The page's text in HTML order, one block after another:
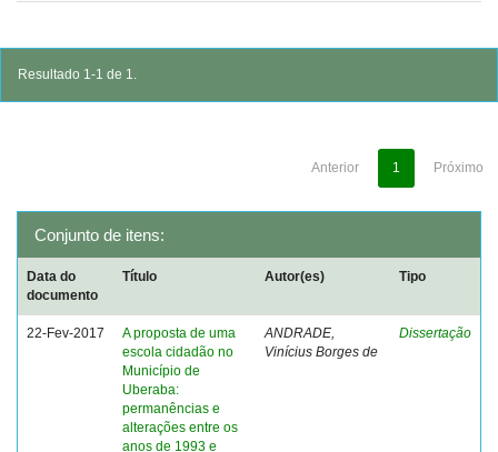
Resultado 1-1 de 1.
Anterior 1 Próximo
Conjunto de itens:
Data do
documento
Título Autor(es) Tipo
22-Fev-2017
A proposta de uma
escola cidadão no
Município de
Uberaba:
permanências e
alterações entre os
anos de 1993 e
ANDRADE,
Vinícius Borges de
Dissertação